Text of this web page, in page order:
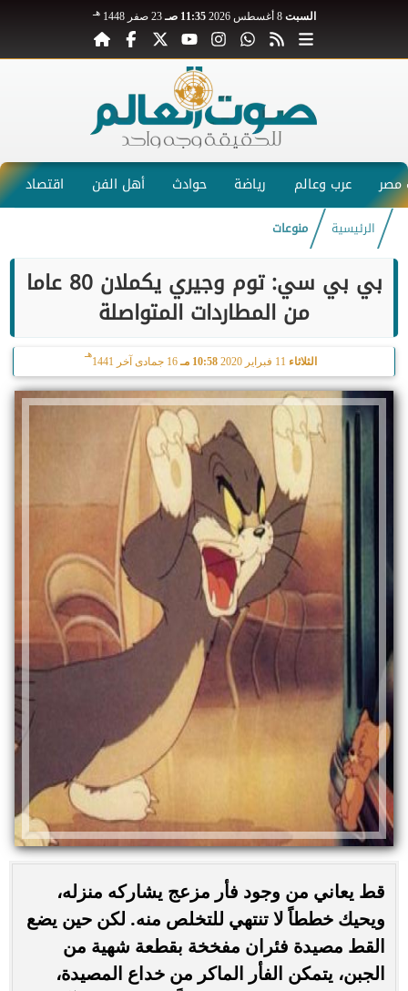
السبت 8 أغسطس 2026 11:35 صـ 23 صفر 1448 هـ
عرب وعالم رياضة حوادث أهل الفن اقتصاد
الرئيسية منوعات
بي بي سي: توم وجيري يكملان 80 عاما
من المطاردات المتواصلة
الثلاثاء 10:58 مـ 16 جمادى آخر 1441
هـ
قط يعاني من وجود فأر مزعج يشاركه منزله،
ويحيك خططاً لا تنتهي للتخلص منه. لكن حين يضع
القط مصيدة فئران مفخخة بقطعة شهية من
الجبن، يتمكن الفأر الماكر من خداع المصيدة،